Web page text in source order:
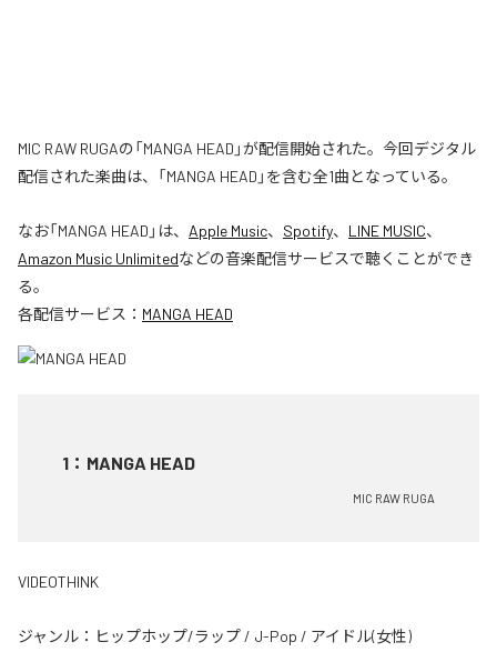
MIC RAW RUGAの「MANGA HEAD」が配信開始された。今回デジタル
配信された楽曲は、「MANGA HEAD」を含む全1曲となっている。
なお「MANGA HEAD 」は、 Apple Music、 Spotify、 LINE MUSIC、
Amazon Music Unlimitedなどの音楽配信サービスで聴くことができ
る。
各配信サービス： MANGA HEAD
1 ： MANGA HEAD
MIC RAW RUGA
VIDEOTHINK
ジャンル： ヒップホップ/ラップ / J-Pop / アイドル(女性)